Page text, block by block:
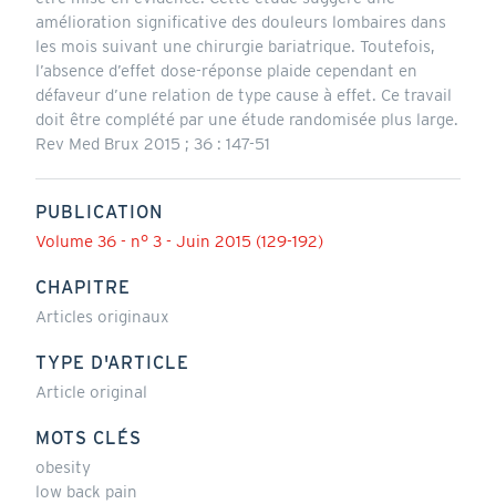
amélioration significative des douleurs lombaires dans
les mois suivant une chirurgie bariatrique. Toutefois,
l’absence d’effet dose-réponse plaide cependant en
défaveur d’une relation de type cause à effet. Ce travail
doit être complété par une étude randomisée plus large.
Rev Med Brux 2015 ; 36 : 147-51
PUBLICATION
Volume 36 - n° 3 - Juin 2015 (129-192)
CHAPITRE
Articles originaux
TYPE D'ARTICLE
Article original
MOTS CLÉS
obesity
low back pain